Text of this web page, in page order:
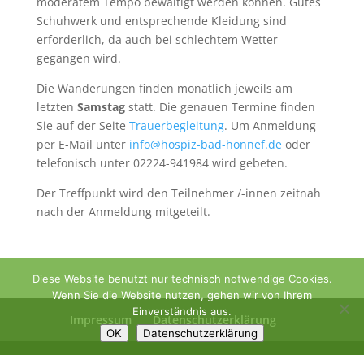
Schuhwerk und entsprechende Kleidung sind
erforderlich, da auch bei schlechtem Wetter
gegangen wird.
Die Wanderungen finden monatlich jeweils am
letzten Samstag statt. Die genauen Termine finden
Sie auf der Seite Trauerbegleitung. Um Anmeldung
per E-Mail unter info@hospiz-bad-honnef.deoder
telefonisch unter 02224-941984 wird gebeten.
Der Treffpunkt wird den Teilnehmer /-innen zeitnah
nach der Anmeldung mitgeteilt.
Impressum Datenschutzerklärung
Diese Website benutzt nur technisch notwendige Cookies.
Wenn Sie die Website nutzen, gehen wir von Ihrem
Einverständnis aus.
OK
Datenschutzerklärung